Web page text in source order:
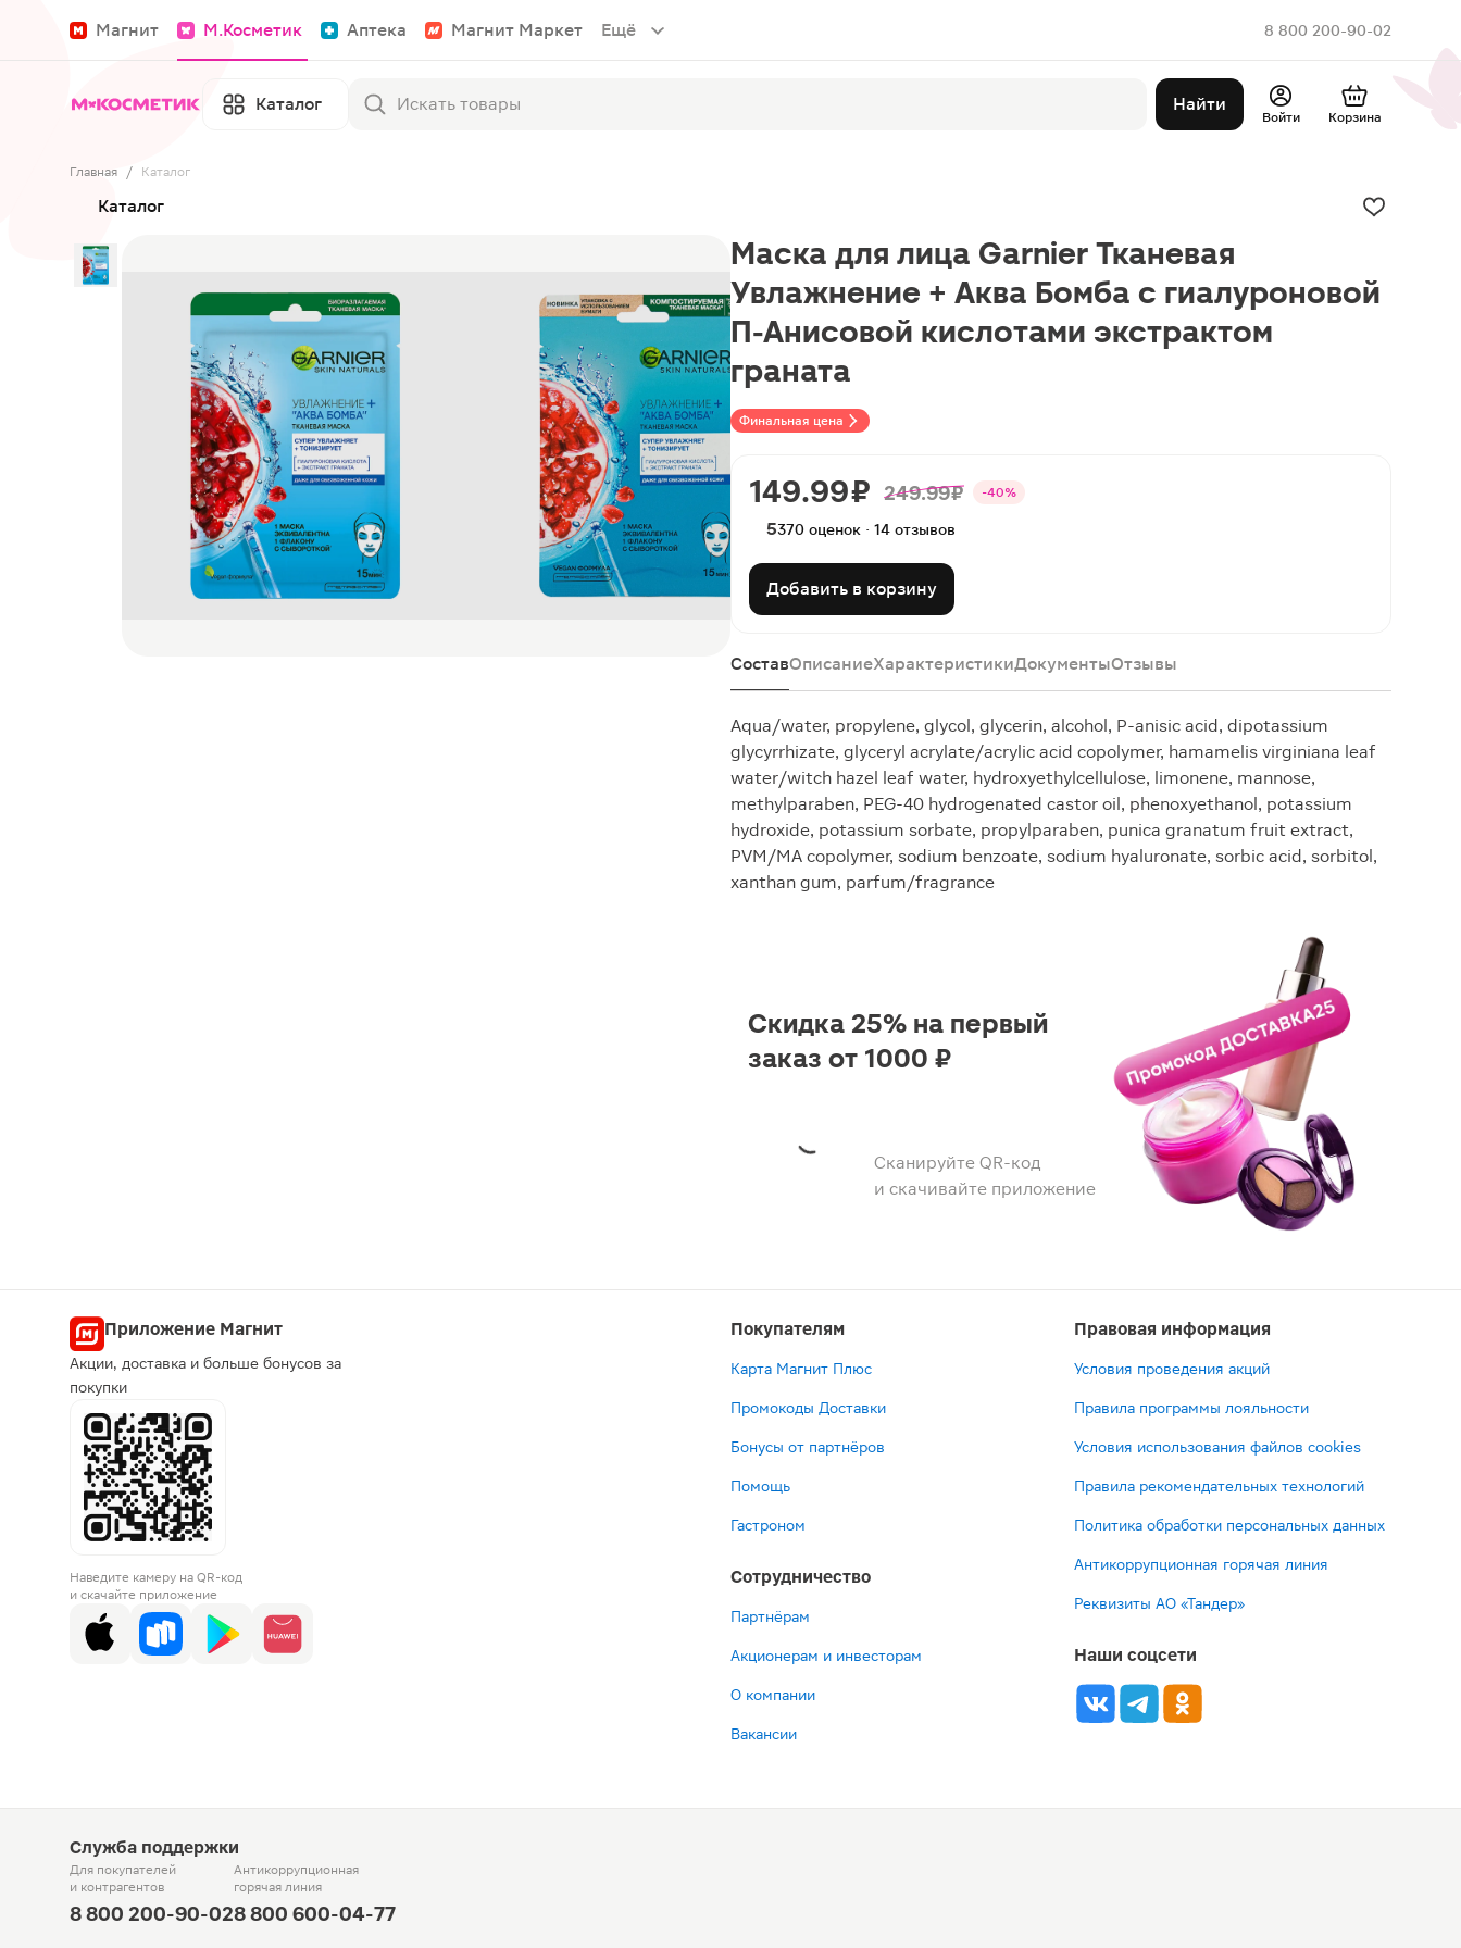
Магнит М.Косметик Аптека Магнит Маркет Ещё 8 800 200-90-02
Каталог Найти
Войти Корзина
Главная / Каталог
Каталог
Финальная цена
Маска для лица Garnier Тканевая
Увлажнение + Аква Бомба c гиалуроновой
П-Анисовой кислотами экстрактом
граната
149.99 ₽ 249.99 ₽ -40%
5370 оценок · 14 отзывов
Добавить в корзину
СоставОписаниеХарактеристикиДокументыОтзывы
Aqua/water, propylene, glycol, glycerin, alcohol, P-anisic acid, dipotassium
glycyrrhizate, glyceryl acrylate/acrylic acid copolymer, hamamelis virginiana leaf
water/witch hazel leaf water, hydroxyethylcellulose, limonene, mannose,
methylparaben, PEG-40 hydrogenated castor oil, phenoxyethanol, potassium
hydroxide, potassium sorbate, propylparaben, punica granatum fruit extract,
PVM/MA copolymer, sodium benzoate, sodium hyaluronate, sorbic acid, sorbitol,
xanthan gum, parfum/fragrance
Сканируйте QR-код
и скачивайте приложение
Скидка 25% на первый
заказ от 1000 ₽
Приложение Магнит
Акции, доставка и больше бонусов за
покупки
Наведите камеру на QR-код
и скачайте приложение
Покупателям
Карта Магнит Плюс
Промокоды Доставки
Бонусы от партнёров
Помощь
Гастроном
Сотрудничество
Партнёрам
Акционерам и инвесторам
О компании
Вакансии
Правовая информация
Условия проведения акций
Правила программы лояльности
Условия использования файлов cookies
Правила рекомендательных технологий
Политика обработки персональных данных
Антикоррупционная горячая линия
Реквизиты АО «Тандер»
Наши соцсети
Служба поддержки
Для покупателей
и контрагентов
8 800 200-90-02
Антикоррупционная
горячая линия
8 800 600-04-77